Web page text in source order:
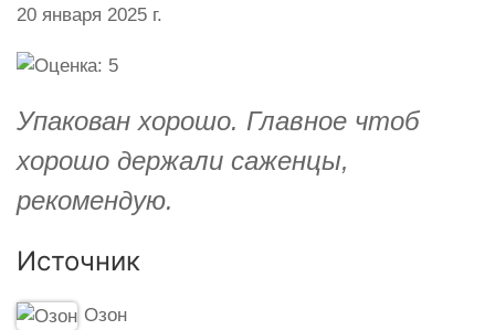
20 января 2025 г.
Упакован хорошо. Главное чтоб
хорошо держали саженцы,
рекомендую.
Источник
Озон